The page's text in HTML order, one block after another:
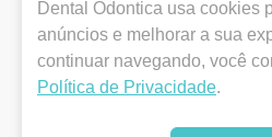
meramente ilustrativas - Os
virtual estão sujeitos a
divergência de preços no
Carrinho de Compra. Não
de grandes volumes pelo site.
Dental Odontica usa cookies
anúncios e melhorar a sua
continuar navegando, você
Política de Privacidade.